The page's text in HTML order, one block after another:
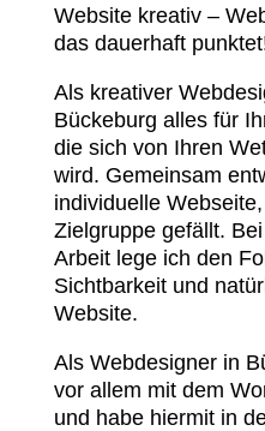
Website kreativ –
das dauerhaft
Als kreativer
Bückeburg alles für
die sich von Ihren
wird. Gemeinsam
individuelle
Zielgruppe gefällt.
Arbeit lege ich den
Sichtbarkeit und
Website.
Als Webdesigner in
vor allem mit dem
und habe hiermit in